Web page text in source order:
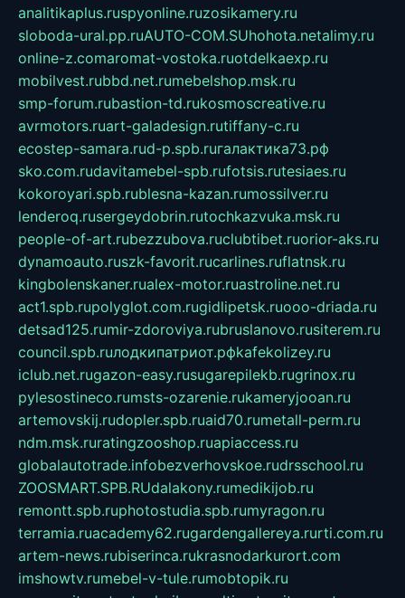
analitikaplus.ruspyonline.ruzosikamery.ru
sloboda-ural.pp.ruAUTO-COM.SUhohota.netalimy.ru
online-z.comaromat-vostoka.ruotdelkaexp.ru
mobilvest.rubbd.net.rumebelshop.msk.ru
smp-forum.rubastion-td.rukosmoscreative.ru
avrmotors.ruart-galadesign.rutiffany-c.ru
ecostep-samara.rud-p.spb.ruгалактика73.рф
sko.com.rudavitamebel-spb.rufotsis.rutesiaes.ru
kokoroyari.spb.rublesna-kazan.rumossilver.ru
lenderoq.rusergeydobrin.rutochkazvuka.msk.ru
people-of-art.rubezzubova.ruclubtibet.ruorior-aks.ru
dynamoauto.ruszk-favorit.rucarlines.ruflatnsk.ru
kingbolenskaner.rualex-motor.ruastroline.net.ru
act1.spb.rupolyglot.com.rugidlipetsk.ruooo-driada.ru
detsad125.rumir-zdoroviya.rubruslanovo.rusiterem.ru
council.spb.ruлодкипатриот.рфkafekolizey.ru
iclub.net.rugazon-easy.rusugarepilekb.rugrinox.ru
pylesostineco.rumsts-ozarenie.rukameryjooan.ru
artemovskij.rudopler.spb.ruaid70.rumetall-perm.ru
ndm.msk.ruratingzooshop.ruapiaccess.ru
globalautotrade.infobezverhovskoe.rudrsschool.ru
ZOOSMART.SPB.RUdalakony.rumedikijob.ru
remontt.spb.ruphotostudia.spb.rumyragon.ru
terramia.ruacademy62.rugardengallereya.rurti.com.ru
artem-news.rubiserinca.rukrasnodarkurort.com
imshowtv.rumebel-v-tule.rumobtopik.ru